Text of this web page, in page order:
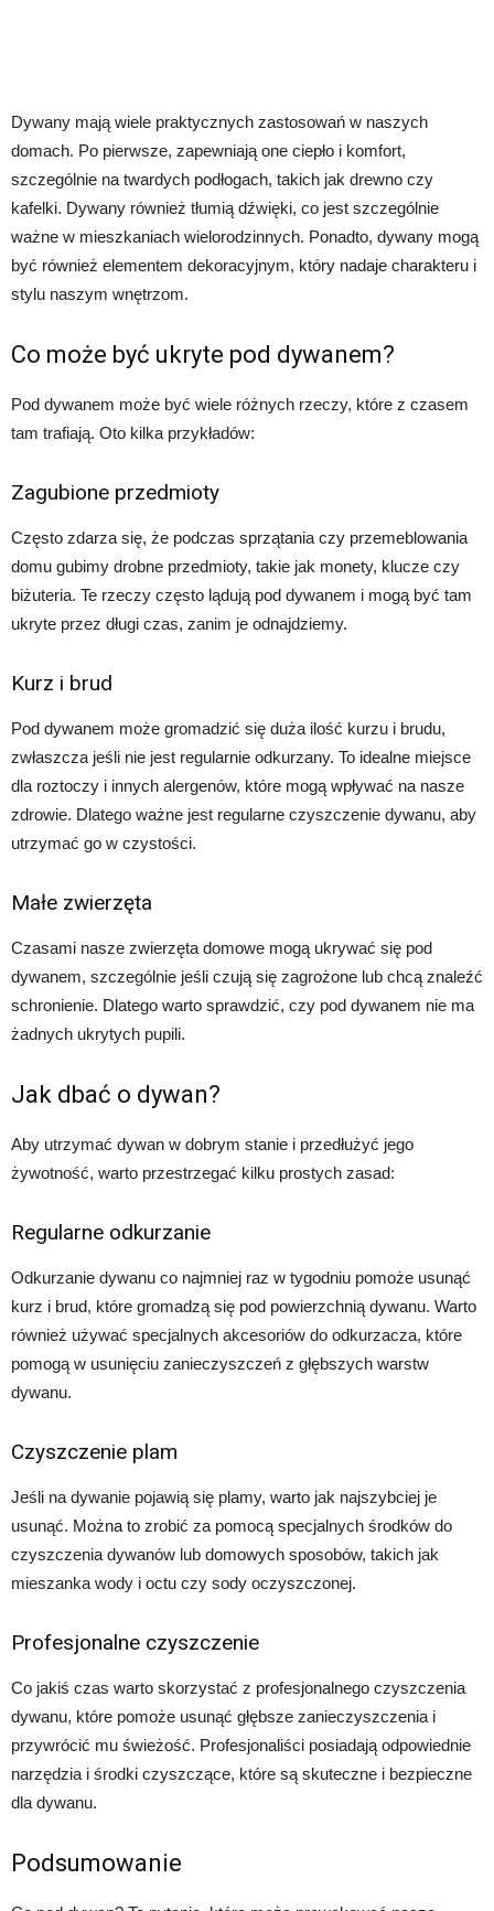
Dywany mają wiele praktycznych zastosowań w naszych
domach. Po pierwsze, zapewniają one ciepło i komfort,
szczególnie na twardych podłogach, takich jak drewno czy
kafelki. Dywany również tłumią dźwięki, co jest szczególnie
ważne w mieszkaniach wielorodzinnych. Ponadto, dywany mogą
być również elementem dekoracyjnym, który nadaje charakteru i
stylu naszym wnętrzom.
Co może być ukryte pod dywanem?
Pod dywanem może być wiele różnych rzeczy, które z czasem
tam trafiają. Oto kilka przykładów:
Zagubione przedmioty
Często zdarza się, że podczas sprzątania czy przemeblowania
domu gubimy drobne przedmioty, takie jak monety, klucze czy
biżuteria. Te rzeczy często lądują pod dywanem i mogą być tam
ukryte przez długi czas, zanim je odnajdziemy.
Kurz i brud
Pod dywanem może gromadzić się duża ilość kurzu i brudu,
zwłaszcza jeśli nie jest regularnie odkurzany. To idealne miejsce
dla roztoczy i innych alergenów, które mogą wpływać na nasze
zdrowie. Dlatego ważne jest regularne czyszczenie dywanu, aby
utrzymać go w czystości.
Małe zwierzęta
Czasami nasze zwierzęta domowe mogą ukrywać się pod
dywanem, szczególnie jeśli czują się zagrożone lub chcą znaleźć
schronienie. Dlatego warto sprawdzić, czy pod dywanem nie ma
żadnych ukrytych pupili.
Jak dbać o dywan?
Aby utrzymać dywan w dobrym stanie i przedłużyć jego
żywotność, warto przestrzegać kilku prostych zasad:
Regularne odkurzanie
Odkurzanie dywanu co najmniej raz w tygodniu pomoże usunąć
kurz i brud, które gromadzą się pod powierzchnią dywanu. Warto
również używać specjalnych akcesoriów do odkurzacza, które
pomogą w usunięciu zanieczyszczeń z głębszych warstw
dywanu.
Czyszczenie plam
Jeśli na dywanie pojawią się plamy, warto jak najszybciej je
usunąć. Można to zrobić za pomocą specjalnych środków do
czyszczenia dywanów lub domowych sposobów, takich jak
mieszanka wody i octu czy sody oczyszczonej.
Profesjonalne czyszczenie
Co jakiś czas warto skorzystać z profesjonalnego czyszczenia
dywanu, które pomoże usunąć głębsze zanieczyszczenia i
przywrócić mu świeżość. Profesjonaliści posiadają odpowiednie
narzędzia i środki czyszczące, które są skuteczne i bezpieczne
dla dywanu.
Podsumowanie